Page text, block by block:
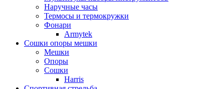
Наручные часы
Термосы и термокружки
Фонари
Armytek
Сошки опоры мешки
Мешки
Опоры
Сошки
Harris